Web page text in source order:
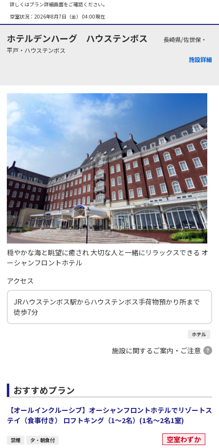
詳しくはプラン詳細画面をご確認ください。
空室状況： 2026年8月7日（金） 04:00現在
ホテルデンハーグ ハウステンボス
長崎県/佐世保・
平戸・ハウステンボス
施設詳細
穏やかな海と眺望に癒され 大切な人と一緒にリラックスできる オ
ーシャンフロントホテル
アクセス
JRハウステンボス駅からハウステンボス手荷物預かり所まで
徒歩7分
ホテル
施設に関するご案内・ご注意
おすすめプラン
【オールインクルーシブ】オーシャンフロントホテルでリゾートス
テイ（食事付き） ロフトキング（1～2名）(1名～2名1室)
禁煙 夕・朝食付 空室わずか